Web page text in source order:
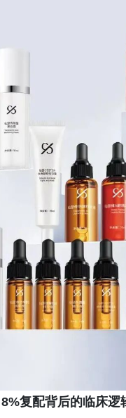
复配背后的临床逻